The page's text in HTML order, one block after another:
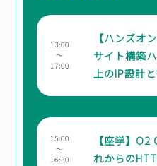
13:00
～
17:00
【ハンズオ
サイト構築
上のIP設計
15:00
～
16:30
【座学】
れからの